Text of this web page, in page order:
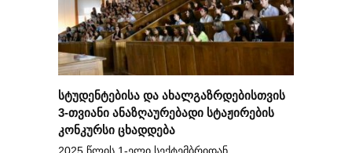
სტუდენტებისა და ახალგაზრდებისთვის
3-თვიანი ანაზღაურებადი სტაჟირების
კონკურსი ცხადდება